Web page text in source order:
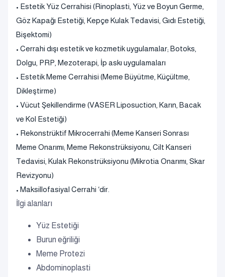
• Estetik Yüz Cerrahisi (Rinoplasti, Yüz ve Boyun Germe,
Göz Kapağı Estetiği, Kepçe Kulak Tedavisi, Gıdı Estetiği,
Bişektomi)
• Cerrahi dışı estetik ve kozmetik uygulamalar; Botoks,
Dolgu, PRP, Mezoterapi, İp askı uygulamaları
• Estetik Meme Cerrahisi (Meme Büyütme, Küçültme,
Dikleştirme)
• Vücut Şekillendirme (VASER Liposuction, Karın, Bacak
ve Kol Estetiği)
• Rekonstrüktif Mikrocerrahi (Meme Kanseri Sonrası
Meme Onarımı; Meme Rekonstrüksiyonu, Cilt Kanseri
Tedavisi, Kulak Rekonstrüksiyonu (Mikrotia Onarımı, Skar
Revizyonu)
• Maksillofasiyal Cerrahi ‘dir.
İlgi alanları
Yüz Estetiği
Burun eğriliği
Meme Protezi
Abdominoplasti